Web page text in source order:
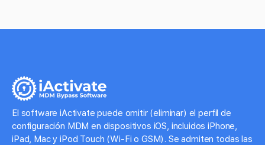
El software iActivate puede omitir (eliminar) el perfil de
configuración MDM en dispositivos iOS, incluidos iPhone,
iPad, Mac y iPod Touch (Wi-Fi o GSM). Se admiten todas las